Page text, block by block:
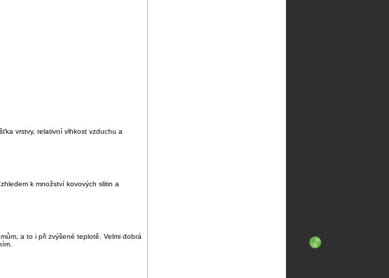
vrstvy, relativní vlhkost vzduchu a
k množství kovových slitin a
a to i při zvýšené teplotě. Velmi dobrá